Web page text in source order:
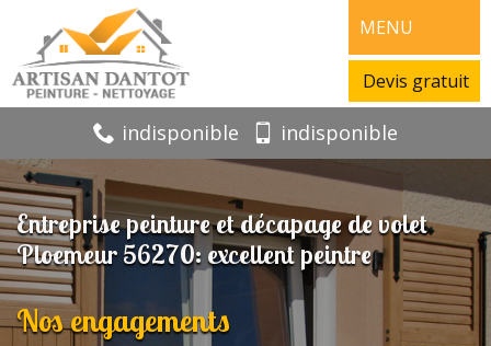
MENU
Devis gratuit
indisponible indisponible
Entreprise peinture et décapage de volet
Ploemeur 56270: excellent peintre
Nos engagements